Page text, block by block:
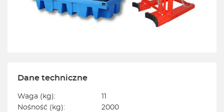
Dane techniczne
Waga (kg):
Nośność (kg):
2000